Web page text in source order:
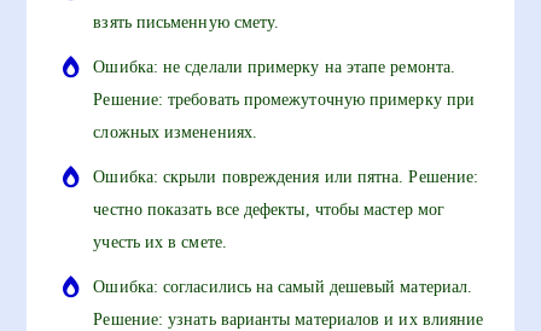
взять письменную смету.
Ошибка: не сделали примерку на этапе ремонта.
Решение: требовать промежуточную примерку при
сложных изменениях.
Ошибка: скрыли повреждения или пятна. Решение:
честно показать все дефекты, чтобы мастер мог
учесть их в смете.
Ошибка: согласились на самый дешевый материал.
Решение: узнать варианты материалов и их влияние